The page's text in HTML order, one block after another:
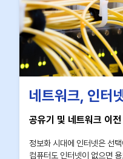
네트워크, 인터
공유기 및 네트워크 이
정보화 시대에 인터넷은 선
컴퓨터도 인터넷이 없으면